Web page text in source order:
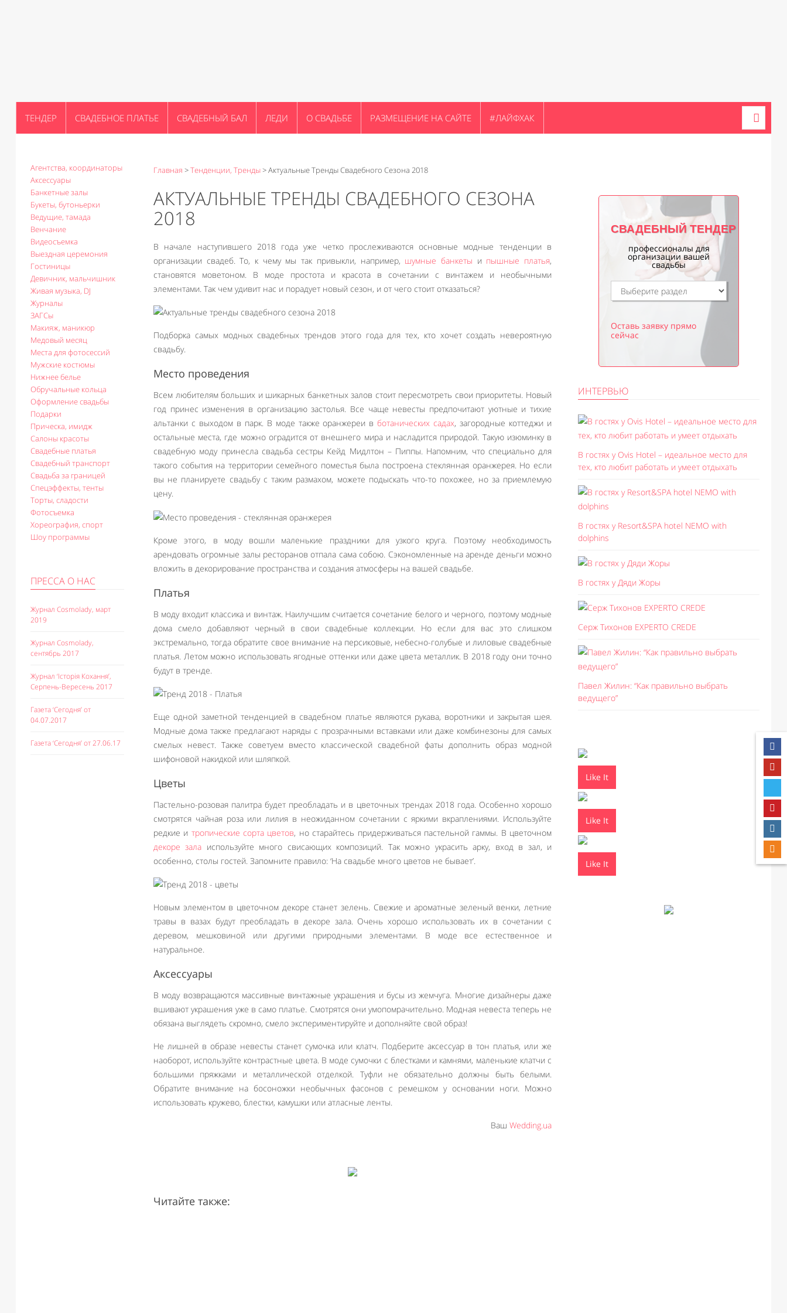
ТЕНДЕР СВАДЕБНОЕ ПЛАТЬЕ СВАДЕБНЫЙ БАЛ ЛЕДИ О СВАДЬБЕ РАЗМЕЩЕНИЕ НА САЙТЕ #ЛАЙФХАК
Агентства, координаторы
Аксессуары
Банкетные залы
Букеты, бутоньерки
Ведущие, тамада
Венчание
Видеосъемка
Выездная церемония
Гостиницы
Девичник, мальчишник
Живая музыка, DJ
Журналы
ЗАГСы
Макияж, маникюр
Медовый месяц
Места для фотосессий
Мужские костюмы
Нижнее белье
Обручальные кольца
Оформление свадьбы
Подарки
Прическа, имидж
Салоны красоты
Свадебные платья
Свадебный транспорт
Свадьба за границей
Спецэффекты, тенты
Торты, сладости
Фотосъемка
Хореография, спорт
Шоу программы
ПРЕССА О НАС
Журнал Cosmolady, март
2019
Журнал Cosmolady,
сентябрь 2017
Журнал ‘Історія Кохання’,
Серпень-Вересень 2017
Газета ‘Сегодня’ от
04.07.2017
Газета ‘Сегодня’ от 27.06.17
Главная >Тенденции, Тренды>Актуальные Тренды Свадебного Сезона 2018
АКТУАЛЬНЫЕ ТРЕНДЫ СВАДЕБНОГО СЕЗОНА
2018
В начале наступившего 2018 года уже четко прослеживаются основные модные тенденции в
организации свадеб. То, к чему мы так привыкли, например, шумные банкеты и пышные платья,
становятся моветоном. В моде простота и красота в сочетании с винтажем и необычными
элементами. Так чем удивит нас и порадует новый сезон, и от чего стоит отказаться?
Подборка самых модных свадебных трендов этого года для тех, кто хочет создать невероятную
свадьбу.
Место проведения
Всем любителям больших и шикарных банкетных залов стоит пересмотреть свои приоритеты. Новый
год принес изменения в организацию застолья. Все чаще невесты предпочитают уютные и тихие
альтанки с выходом в парк. В моде также оранжереи вботанических садах, загородные коттеджи и
остальные места, где можно оградится от внешнего мира и насладится природой. Такую изюминку в
свадебную моду принесла свадьба сестры Кейд Мидлтон – Пиппы. Напомним, что специально для
такого события на территории семейного поместья была построена стеклянная оранжерея. Но если
вы не планируете свадьбу с таким размахом, можете подыскать что-то похожее, но за приемлемую
цену.
Кроме этого, в моду вошли маленькие праздники для узкого круга. Поэтому необходимость
арендовать огромные залы ресторанов отпала сама собою. Сэкономленные на аренде деньги можно
вложить в декорирование пространства и создания атмосферы на вашей свадьбе.
Платья
В моду входит классика и винтаж. Наилучшим считается сочетание белого и черного, поэтому модные
дома смело добавляют черный в свои свадебные коллекции. Но если для вас это слишком
экстремально, тогда обратите свое внимание на персиковые, небесно-голубые и лиловые свадебные
платья. Летом можно использовать ягодные оттенки или даже цвета металлик. В 2018 году они точно
будут в тренде.
Еще одной заметной тенденцией в свадебном платье являются рукава, воротники и закрытая шея.
Модные дома также предлагают наряды с прозрачными вставками или даже комбинезоны для самых
смелых невест. Также советуем вместо классической свадебной фаты дополнить образ модной
шифоновой накидкой или шляпкой.
Цветы
Пастельно-розовая палитра будет преобладать и в цветочных трендах 2018 года. Особенно хорошо
смотрятся чайная роза или лилия в неожиданном сочетании с яркими вкраплениями. Используйте
редкие и тропические сорта цветов, но старайтесь придерживаться пастельной гаммы. В цветочном
декоре зала используйте много свисающих композиций. Так можно украсить арку, вход в зал, и
особенно, столы гостей. Запомните правило: ‘На свадьбе много цветов не бывает’.
Новым элементом в цветочном декоре станет зелень. Свежие и ароматные зеленый венки, летние
травы в вазах будут преобладать в декоре зала. Очень хорошо использовать их в сочетании с
деревом, мешковиной или другими природными элементами. В моде все естественное и
натуральное.
Аксессуары
В моду возвращаются массивные винтажные украшения и бусы из жемчуга. Многие дизайнеры даже
вшивают украшения уже в само платье. Смотрятся они умопомрачительно. Модная невеста теперь не
обязана выглядеть скромно, смело экспериментируйте и дополняйте свой образ!
Не лишней в образе невесты станет сумочка или клатч. Подберите аксессуар в тон платья, или же
наоборот, используйте контрастные цвета. В моде сумочки с блестками и камнями, маленькие клатчи с
большими пряжками и металлической отделкой. Туфли не обязательно должны быть белыми.
Обратите внимание на босоножки необычных фасонов с ремешком у основании ноги. Можно
использовать кружево, блестки, камушки или атласные ленты.
Ваш Wedding.ua
Читайте также:
СВАДЕБНЫЙ ТЕНДЕР
профессионалы для
организации вашей
свадьбы
Оставь заявку прямо
сейчас
ИНТЕРВЬЮ
В гостях у Ovis Hotel – идеальное место для
тех, кто любит работать и умеет отдыхать
В гостях у Resort&SPA hotel NEMO with
dolphins
В гостях у Дяди Жоры
Серж Тихонов EXPERTO CREDE
Павел Жилин: “Как правильно выбрать
ведущего”
Like It
Like It
Like It